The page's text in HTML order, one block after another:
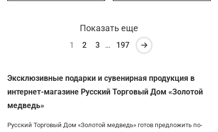
Показать еще
1 2 3 … 197
Эксклюзивные подарки и сувенирная продукция в
интернет-магазине Русский Торговый Дом «Золотой
медведь»
Русский Торговый Дом «Золотой медведь» готов предложить по-